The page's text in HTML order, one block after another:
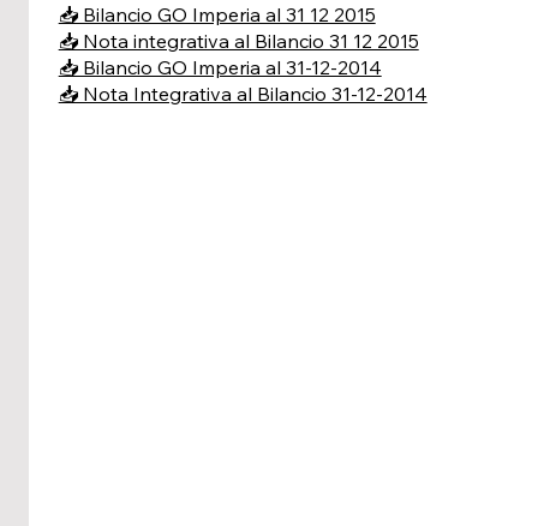
📥 Bilancio GO Imperia al 31 12 2015
📥 Nota integrativa al Bilancio 31 12 2015
📥 Bilancio GO Imperia al 31-12-2014
📥 Nota Integrativa al Bilancio 31-12-2014